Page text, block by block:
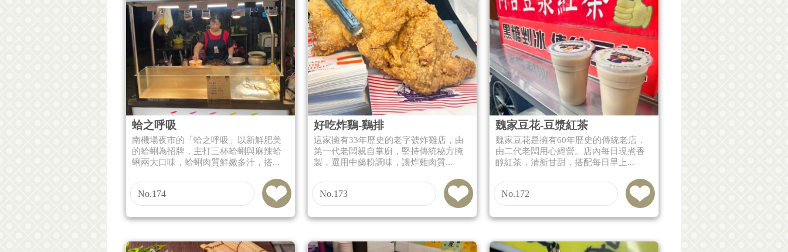
蛤之呼吸
南機場夜市的「蛤之呼吸」以新鮮肥美
的蛤蜊為招牌，主打三杯蛤蜊與麻辣蛤
蜊兩大口味，蛤蜊肉質鮮嫩多汁，搭...
No.174
好吃炸鷄-鷄排
這家擁有33年歷史的老字號炸雞店，由
第一代老闆親自掌廚，堅持傳統秘方腌
製，選用中藥粉調味，讓炸雞肉質...
No.173
魏家豆花-豆漿紅茶
魏家豆花是擁有60年歷史的傳統老店，
由二代老闆用心經營。店內每日現煮香
醇紅茶，清新甘甜，搭配每日早上...
No.172